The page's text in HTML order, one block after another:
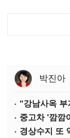
박진아
"강남사옥